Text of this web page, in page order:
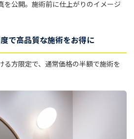
を公開。施術前に仕上がりのイメージ
で高品質な施術をお得に
る方限定で、通常価格の半額で施術を